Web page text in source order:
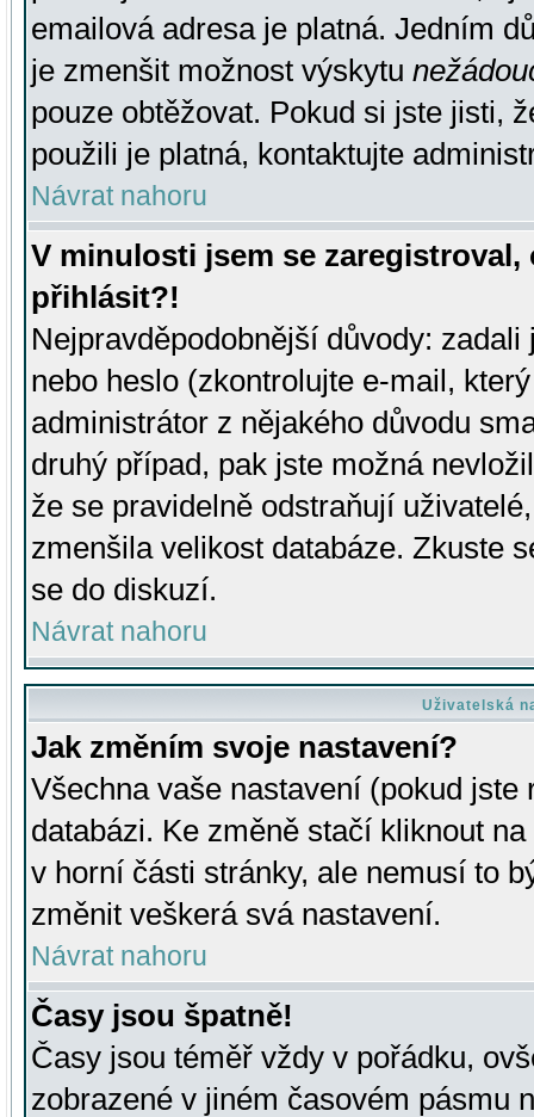
emailová adresa je platná. Jedním
je zmenšit možnost výskytu
pouze obtěžovat. Pokud si jste jisti,
použili je platná, kontaktujte
Návrat nahoru
V minulosti jsem se
přihlásit?!
Nejpravděpodobnější důvody:
nebo heslo (zkontrolujte e-mail,
administrátor z nějakého důvodu
druhý případ, pak jste možná
že se pravidelně odstraňují
zmenšila velikost databáze. Zkuste
se do diskuzí.
Návrat nahoru
Uživatelská
Jak změním svoje nastavení?
Všechna vaše nastavení (pokud
databázi. Ke změně stačí kliknout
v horní části stránky, ale nemusí to
změnit veškerá svá nastavení.
Návrat nahoru
Časy jsou špatně!
Časy jsou téměř vždy v pořádku,
zobrazené v jiném časovém pásmu